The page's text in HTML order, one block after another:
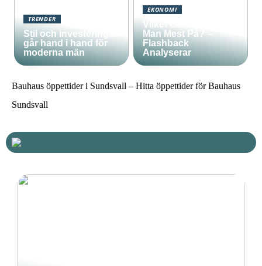
TRENDER
Stil och investeringar
går hand i hand för
moderna män
EKONOMI
Vilket Casino Vinner
Man Mest På? –
Flashback
Analyserar
Bauhaus öppettider i Sundsvall – Hitta öppettider för Bauhaus
Sundsvall